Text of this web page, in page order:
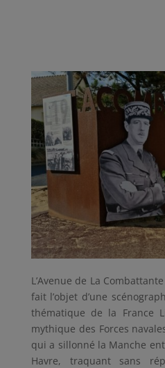
L’Avenue de La
fait l’objet d’une
thématique de la France
mythique des Forces
qui a sillonné la Manche
Havre, traquant sans